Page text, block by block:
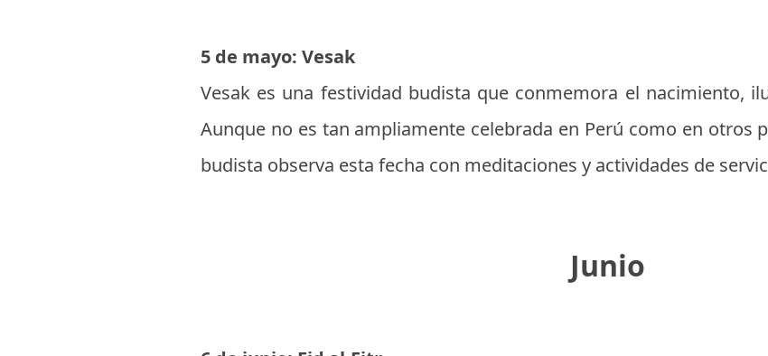
5 de mayo: Vesak
Vesak es una festividad budista que conmemora el nacimiento,
Aunque no es tan ampliamente celebrada en Perú como en otros
budista observa esta fecha con meditaciones y actividades de
Junio